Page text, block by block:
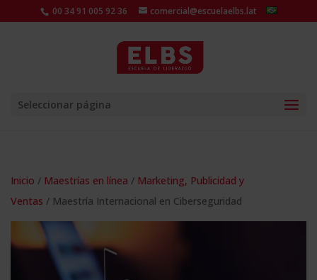
00 34 91 005 92 36 comercial@escuelaelbs.lat
Seleccionar página
Inicio / Maestrías en línea / Marketing, Publicidad y
Ventas / Maestría Internacional en Ciberseguridad